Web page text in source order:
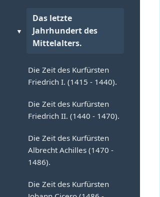
Die politische
Zugehörigkeit der Stadt in
Das kirchliche Leben.
b) Das Heilige-Geist-
Kapelle.
c) Die kirchliche
Zugehörigkeit der Stadt.
Die Zeit der Schutz- und
Die Verwaltung der Stadt.
Das Ratssiegel.
Abgaben und Lasten.
Die Stadtkasse.
Städtische
Grunderwerbungen.
▼
Das letzte
Jahrhundert des
Mittelalters.
Die Zeit des Kurfürsten
Friedrich I. (1415 - 1440).
Die Zeit des Kurfürsten
Friedrich II. (1440 - 1470).
Die Zeit des Kurfürsten
Albrecht Achilles (1470 -
1486).
Die Zeit des Kurfürsten